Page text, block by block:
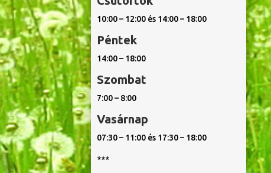
10:00 – 12:00 és 14:00 – 18:00
Péntek
14:00 – 18:00
Szombat
7:00 – 8:00
Vasárnap
07:30 – 11:00 és 17:30 – 18:00
***